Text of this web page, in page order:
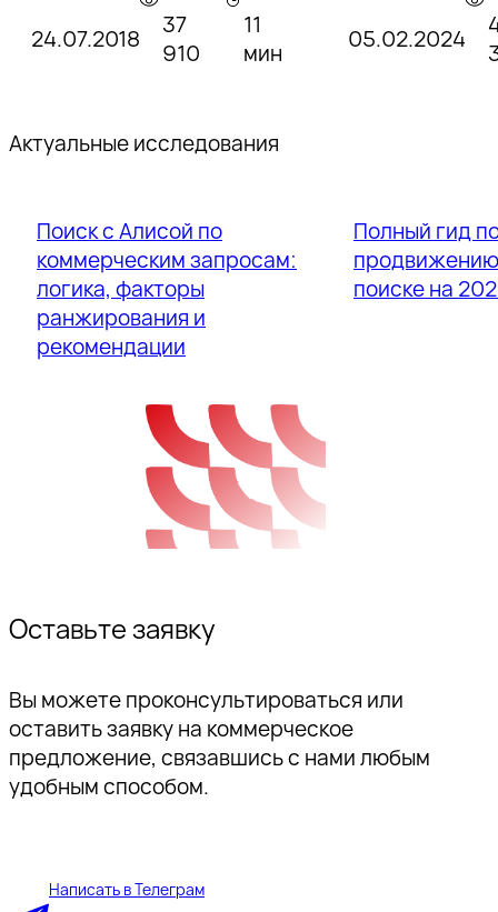
24.07.2018
37
910
11
мин
05.02.2024
Актуальные исследования
Поиск с Алисой по
коммерческим запросам:
логика, факторы
ранжирования и
рекомендации
Полный гид
поиске на
Оставьте заявку
Вы можете проконсультироваться или
оставить заявку на коммерческое
предложение, связавшись с нами любым
удобным способом.
Написать в Телеграм